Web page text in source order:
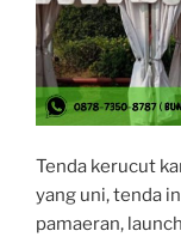
Tenda kerucut
yang uni, tenda
pamaeran,